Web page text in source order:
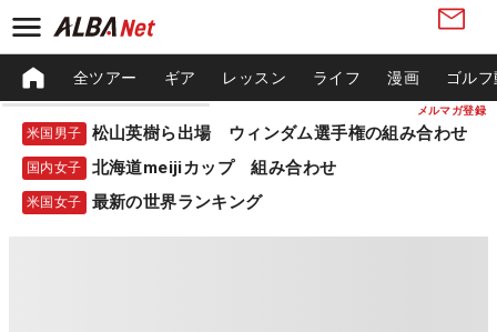
メルマガ登録
全ツアー ギア レッスン ライフ 漫画 ゴル
米国男子 松山英樹ら出場 ウィンダム選手権の組み合わせ
国内女子 北海道meijiカップ 組み合わせ
米国女子 最新の世界ランキング